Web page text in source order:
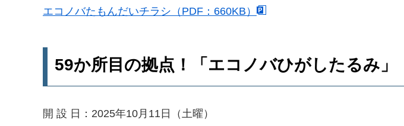
エコノバたもんだいチラシ（PDF：660KB）
59か所目の拠点！「エコノバひがしたるみ」
開 設 日：2025年10月11日（土曜）